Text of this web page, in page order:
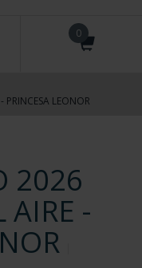
0
PRINCESA LEONOR
2026
AIRE -